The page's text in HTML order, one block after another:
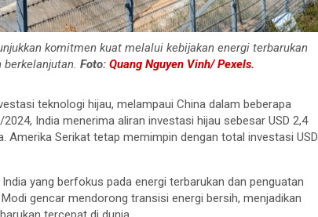
komitmen kuat melalui kebijakan energi terbarukan
Foto: Quang Nguyen Vinh/ Pexels.
teknologi hijau, melampaui China dalam beberapa
India menerima aliran investasi hijau sebesar USD 2,4
Amerika Serikat tetap memimpin dengan total investasi USD
yang berfokus pada energi terbarukan dan penguatan
gencar mendorong transisi energi bersih, menjadikan